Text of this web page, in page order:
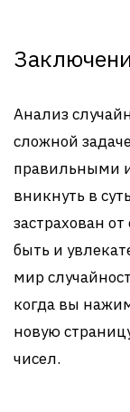
Анализ
сложной
правильными
вникнуть в
застрахован
быть и
мир
когда вы
новую
чисел.